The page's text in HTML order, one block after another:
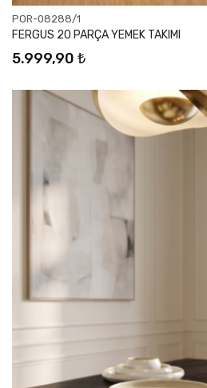
POR-08288/1
FERGUS 20 PARÇA YEMEK TAKIMI
5.999,90 ₺